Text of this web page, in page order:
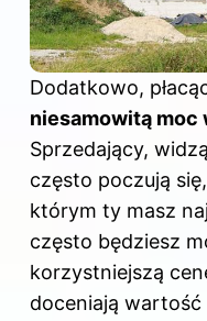
Dodatkowo,
niesamowitą moc
Sprzedający,
często poczują
którym ty masz
często będziesz
korzystniejszą
doceniają